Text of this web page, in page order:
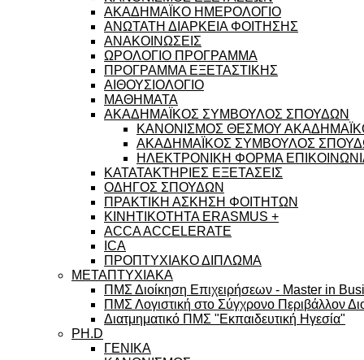
ΑΚΑΔΗΜΑΪΚΟ ΗΜΕΡΟΛΟΓΙΟ
ΑΝΩΤΑΤΗ ΔΙΑΡΚΕΙΑ ΦΟΙΤΗΣΗΣ
ΑΝΑΚΟΙΝΩΣΕΙΣ
ΩΡΟΛΟΓΙΟ ΠΡΟΓΡΑΜΜΑ
ΠΡΟΓΡΑΜΜΑ ΕΞΕΤΑΣΤΙΚΗΣ
ΑΙΘΟΥΣΙΟΛΟΓΙΟ
ΜΑΘΗΜΑΤΑ
ΑΚΑΔΗΜΑΪΚΟΣ ΣΥΜΒΟΥΛΟΣ ΣΠΟΥΔΩΝ
ΚΑΝΟΝΙΣΜΟΣ ΘΕΣΜΟΥ
ΑΚΑΔΗΜΑΪΚΟΣ ΣΥΜΒΟΥΛΟΣ
ΗΛΕΚΤΡΟΝΙΚΗ ΦΟΡΜΑ
ΚΑΤΑΤΑΚΤΗΡΙΕΣ ΕΞΕΤΑΣΕΙΣ
ΟΔΗΓΟΣ ΣΠΟΥΔΩΝ
ΠΡΑΚΤΙΚΗ ΑΣΚΗΣΗ ΦΟΙΤΗΤΩΝ
ΚΙΝΗΤΙΚΟΤΗΤΑ ERASMUS +
ACCA ACCELERATE
ICA
ΠΡΟΠΤΥΧΙΑΚΟ ΔΙΠΛΩΜΑ
ΜΕΤΑΠΤΥΧΙΑΚΑ
ΠΜΣ Διοίκηση Επιχειρήσεων - Master in
ΠΜΣ Λογιστική στο Σύγχρονο Περιβάλλον
Διατμηματικό ΠΜΣ "Εκπαιδευτική Ηγεσία"
PH.D
ΓΕΝΙΚΑ